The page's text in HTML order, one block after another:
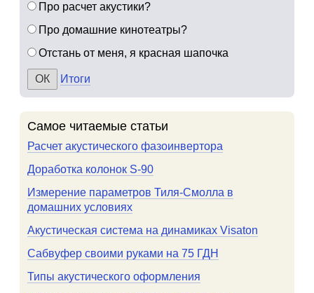
Про расчет акустики?
Про домашние кинотеатры?
Отстань от меня, я красная шапочка
Итоги
Самое читаемые статьи
Расчет акустического фазоинвертора
Доработка колонок S-90
Измерение параметров Тиля-Смолла в
домашних условиях
Акустическая система на динамиках Visaton
Сабвуфер своими руками на 75 ГДН
Типы акустического оформления